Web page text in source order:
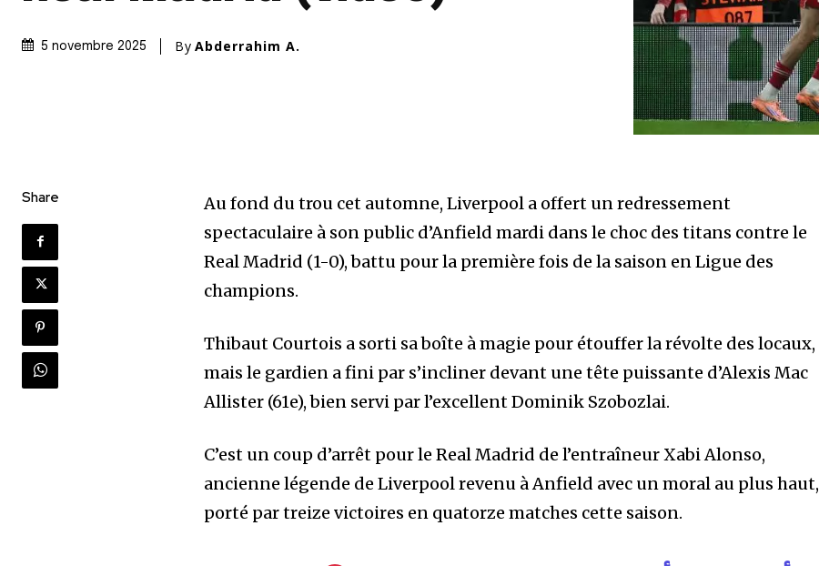
5 novembre 2025 By Abderrahim A.
Share
Au fond du trou cet automne, Liverpool a offert un redressement
spectaculaire à son public d’Anfield mardi dans le choc des titans contre le
Real Madrid (1-0), battu pour la première fois de la saison en Ligue des
champions.
Thibaut Courtois a sorti sa boîte à magie pour étouffer la révolte des locaux,
mais le gardien a fini par s’incliner devant une tête puissante d’Alexis Mac
Allister (61e), bien servi par l’excellent Dominik Szobozlai.
C’est un coup d’arrêt pour le Real Madrid de l’entraîneur Xabi Alonso,
ancienne légende de Liverpool revenu à Anfield avec un moral au plus haut,
porté par treize victoires en quatorze matches cette saison.